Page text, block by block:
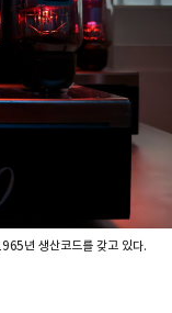
년 생산코드를 갖고 있다.